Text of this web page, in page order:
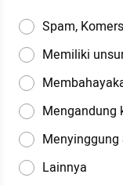
Spam,
Memiliki
Mengandung
Menyinggung
Lainnya